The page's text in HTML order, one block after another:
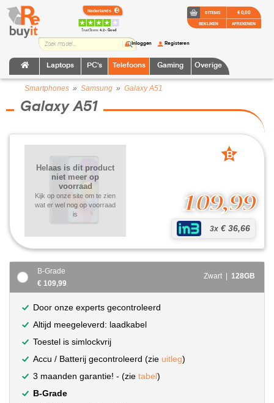
TrustScore:4.2 • Goed
Laptops PC's Telefoons Gaming Overige
Inloggen Registeren
0 ITEMS
BEKIJKEN
€ 0,00
AFREKENEN
Smartphones » Samsung » Galaxy A51
Galaxy A51
109,99
3x € 36,66
Helaas is dit product
niet meer op
voorraad
Kijk op onze site om te zien
wat er wel nog op voorraad
is
B
B-Grade
€ 109,99
Zwart | 128GB
Door onze experts gecontroleerd
Altijd meegeleverd: laadkabel
Toestel is simlockvrij
Accu / Batterij gecontroleerd (zie uitleg)
3 maanden garantie! - (zie tabel)
B-Grade